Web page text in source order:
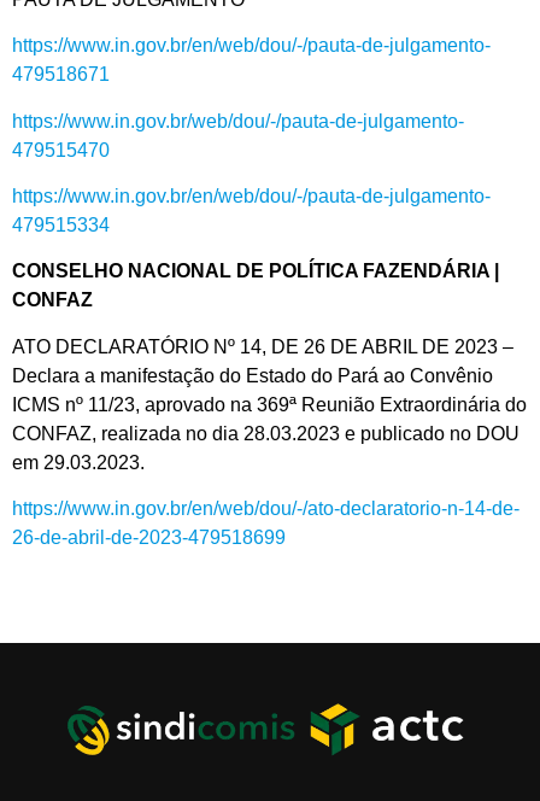
https://www.in.gov.br/en/web/dou/-/pauta-de-julgamento-
479518671
https://www.in.gov.br/web/dou/-/pauta-de-julgamento-
479515470
https://www.in.gov.br/en/web/dou/-/pauta-de-julgamento-
479515334
CONSELHO NACIONAL DE POLÍTICA FAZENDÁRIA |
CONFAZ
ATO DECLARATÓRIO Nº 14, DE 26 DE ABRIL DE 2023 –
Declara a manifestação do Estado do Pará ao Convênio
ICMS nº 11/23, aprovado na 369ª Reunião Extraordinária do
CONFAZ, realizada no dia 28.03.2023 e publicado no DOU
em 29.03.2023.
https://www.in.gov.br/en/web/dou/-/ato-declaratorio-n-14-de-
26-de-abril-de-2023-479518699